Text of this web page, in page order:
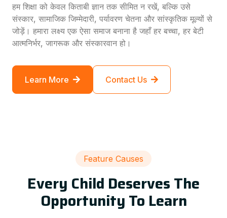
हम शिक्षा को केवल किताबी ज्ञान तक सीमित न रखें, बल्कि उसे
संस्कार, सामाजिक जिम्मेदारी, पर्यावरण चेतना और सांस्कृतिक मूल्यों से
जोड़ें। हमारा लक्ष्य एक ऐसा समाज बनाना है जहाँ हर बच्चा, हर बेटी
आत्मनिर्भर, जागरूक और संस्कारवान हो।
Learn More Contact Us
Feature Causes
Every Child Deserves The
Opportunity To Learn